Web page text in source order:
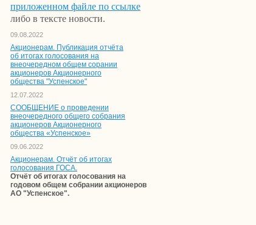
приложенном файле по ссылке
либо в тексте новости.
09.08.2022
Акционерам. Публикация отчёта
об итогах голосования на
внеочередном общем сорании
акционеров Акционерного
общества "Успенское"
12.07.2022
СООБЩЕНИЕ о проведении
внеочередного общего собрания
акционеров Акционерного
общества «Успенское»
09.06.2022
Акционерам. Отчёт об итогах
голосования ГОСА.
Отчёт об итогах голосования на
годовом общем собрании акционеров
АО "Успенское".